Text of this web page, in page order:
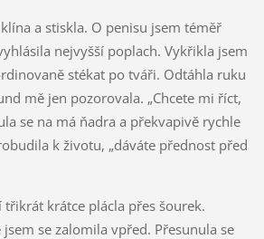
a stiskla. O penisu jsem téměř
nejvyšší poplach. Vykřikla jsem
stékat po tváři. Odtáhla ruku
mě jen pozorovala. „Chcete mi říct,
se na má ňadra a překvapivě rychle
k životu, „dáváte přednost před
třikrát krátce plácla přes šourek.
jsem se zalomila vpřed. Přesunula se